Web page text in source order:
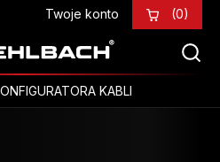
Twoje konto (0)
KABLI